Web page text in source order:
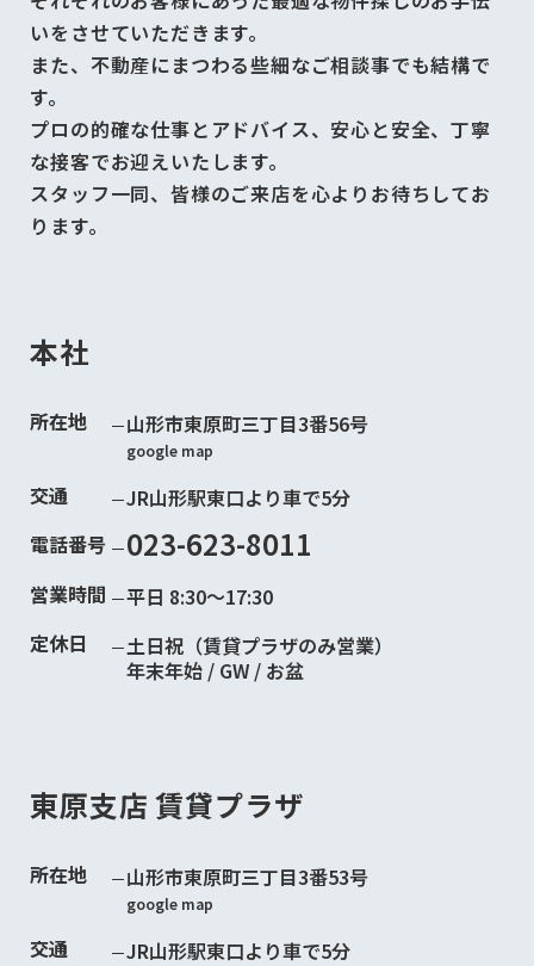
いをさせていただきます。
また、不動産にまつわる些細なご相談事でも結構で
す。
プロの的確な仕事とアドバイス、安心と安全、丁寧
な接客でお迎えいたします。
スタッフ一同、皆様のご来店を心よりお待ちしてお
ります。
本社
所在地 山形市東原町三丁目3番56号
google map
交通
JR山形駅東口より車で5分
電話番号
023-623-8011
営業時間
平日 8:30～17:30
定休日
土日祝（賃貸プラザのみ営業）
年末年始 / GW / お盆
東原支店 賃貸プラザ
所在地 山形市東原町三丁目3番53号
google map
交通
JR山形駅東口より車で5分